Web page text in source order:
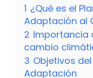
1 ¿Qué es el
Adaptación al
2 Importancia
cambio
3 Objetivos
Adaptación